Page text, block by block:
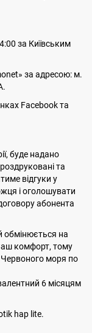
за Київським
за адресою: м.
Facebook та
буде надано
та
відгуки у
і оголошувати
абонента
обмінюється на
комфорт, тому
Червоного моря по
6 місяцям
hap lite.